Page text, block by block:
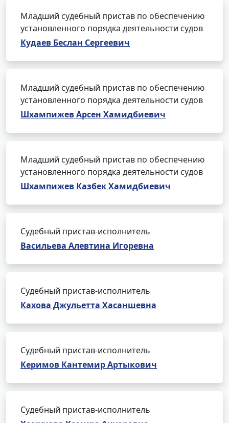
Младший судебный пристав по обеспечению
установленного порядка деятельности судов
Кудаев Беслан Сергеевич
Младший судебный пристав по обеспечению
установленного порядка деятельности судов
Шхампижев Арсен Хамидбиевич
Младший судебный пристав по обеспечению
установленного порядка деятельности судов
Шхампижев Казбек Хамидбиевич
Судебный пристав-исполнитель
Васильева Алевтина Игоревна
Судебный пристав-исполнитель
Кахова Джульетта Хасаншевна
Судебный пристав-исполнитель
Керимов Кантемир Артыкович
Судебный пристав-исполнитель